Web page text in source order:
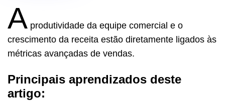
A produtividade da equipe comercial e o
crescimento da receita estão diretamente ligados às
métricas avançadas de vendas.
Principais aprendizados deste
artigo: